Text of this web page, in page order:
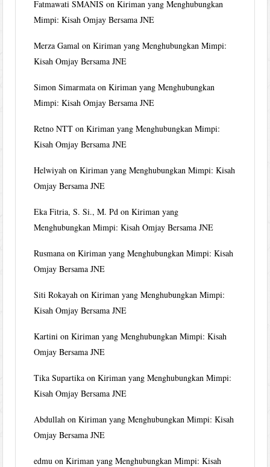
Fatmawati SMANIS onKiriman yang Menghubungkan
Mimpi: Kisah Omjay Bersama JNE
Merza Gamal onKiriman yang Menghubungkan Mimpi:
Kisah Omjay Bersama JNE
Simon Simarmata onKiriman yang Menghubungkan
Mimpi: Kisah Omjay Bersama JNE
Retno NTT onKiriman yang Menghubungkan Mimpi:
Kisah Omjay Bersama JNE
Helwiyah onKiriman yang Menghubungkan Mimpi: Kisah
Omjay Bersama JNE
Eka Fitria, S. Si., M. Pd onKiriman yang
Menghubungkan Mimpi: Kisah Omjay Bersama JNE
Rusmana onKiriman yang Menghubungkan Mimpi: Kisah
Omjay Bersama JNE
Siti Rokayah onKiriman yang Menghubungkan Mimpi:
Kisah Omjay Bersama JNE
Kartini onKiriman yang Menghubungkan Mimpi: Kisah
Omjay Bersama JNE
Tika Supartika onKiriman yang Menghubungkan Mimpi:
Kisah Omjay Bersama JNE
Abdullah onKiriman yang Menghubungkan Mimpi: Kisah
Omjay Bersama JNE
edmu onKiriman yang Menghubungkan Mimpi: Kisah